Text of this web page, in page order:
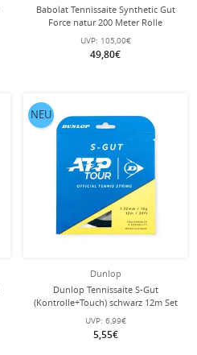
Babolat Tennissaite Synthetic Gut
Force natur 200 Meter Rolle
UVP: 105,00€
49,80€
Dunlop
Dunlop Tennissaite S-Gut
(Kontrolle+Touch) schwarz 12m Set
UVP: 6,99€
5,55€
NEU